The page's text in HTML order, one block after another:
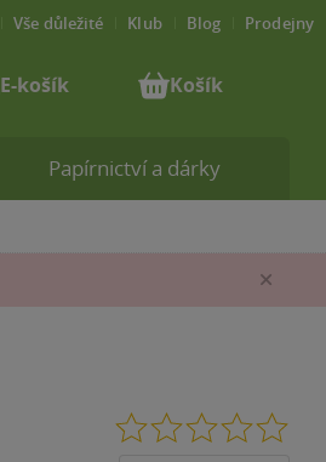
Papírnictví a dárky
Vše důležité Klub Blog Prodejny
E-košík Košík